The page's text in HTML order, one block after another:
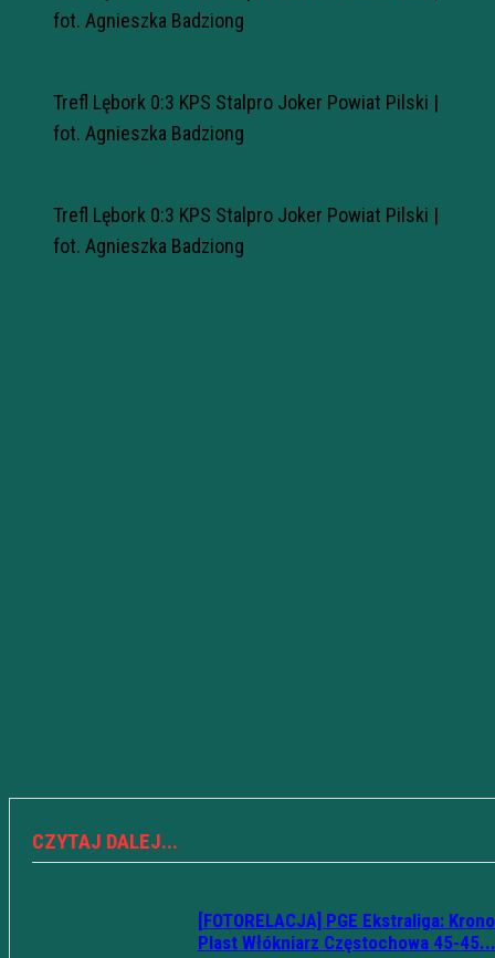
fot. Agnieszka Badziong
Trefl Lębork 0:3 KPS Stalpro Joker Powiat Pilski |
fot. Agnieszka Badziong
Trefl Lębork 0:3 KPS Stalpro Joker Powiat Pilski |
fot. Agnieszka Badziong
CZYTAJ DALEJ...
[FOTORELACJA] PGE Ekstraliga:
Plast Włókniarz Częstochowa 45-45...